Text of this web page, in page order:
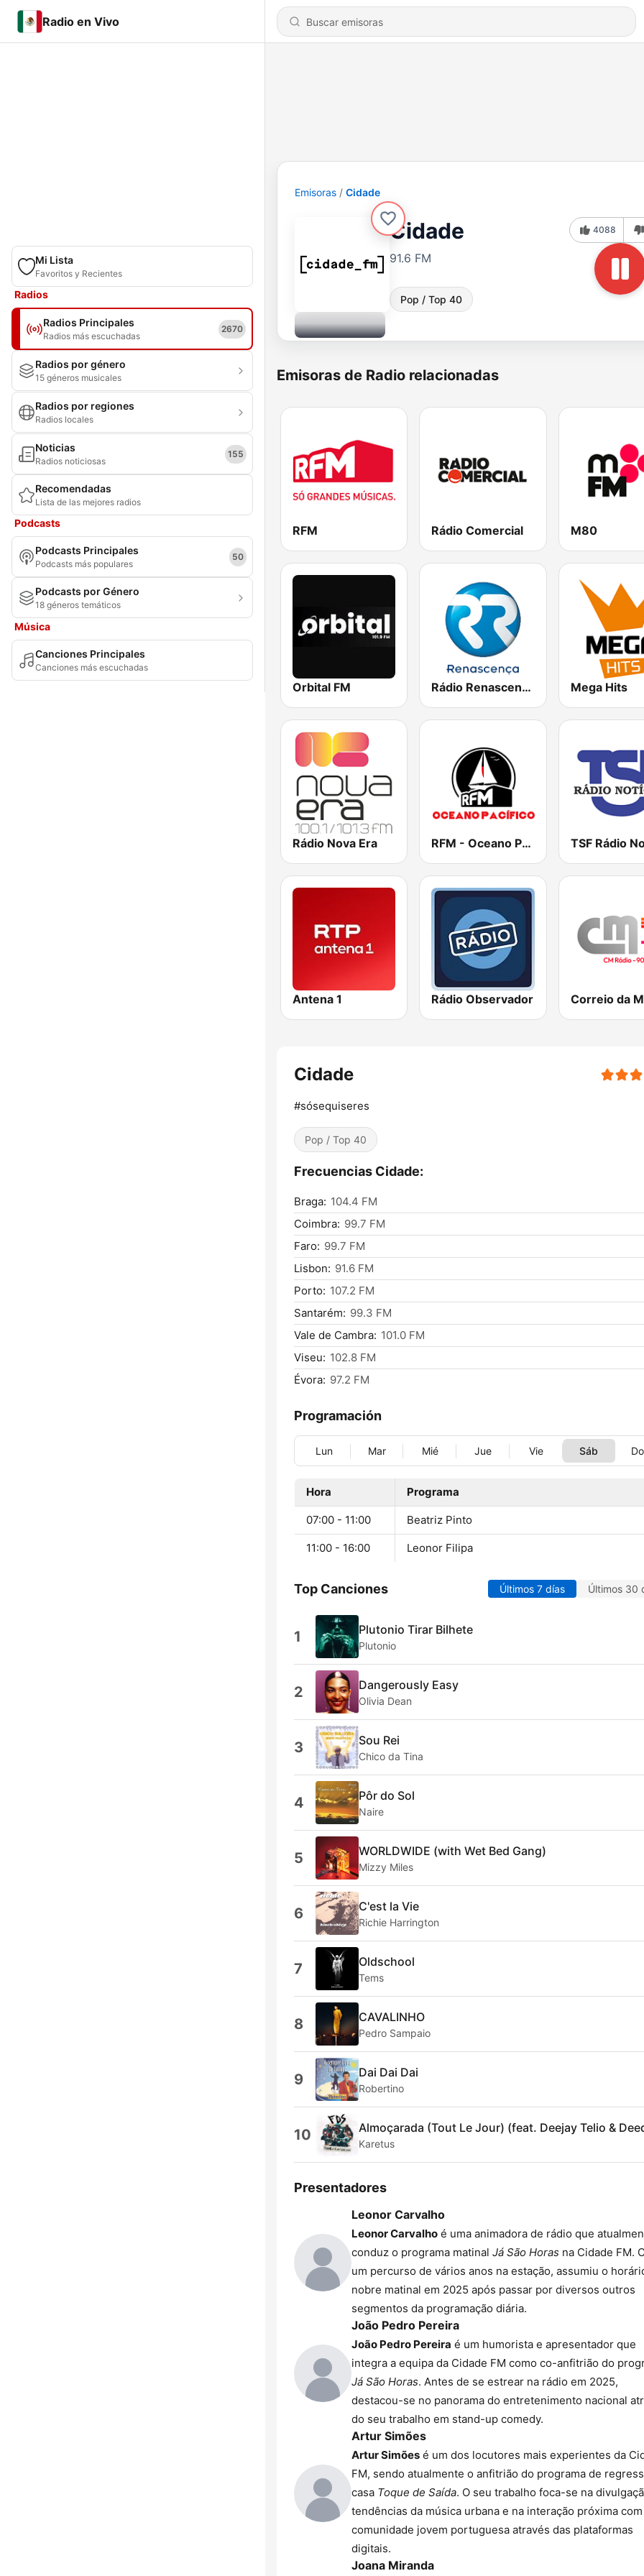
Radio en Vivo
Mi Lista
Favoritos y Recientes
Radios
Radios Principales
Radios más escuchadas
2670
Radios por género
15 géneros musicales
Radios por regiones
Radios locales
Noticias
Radios noticiosas
155
Recomendadas
Lista de las mejores radios
Podcasts
Podcasts Principales
Podcasts más populares
50
Podcasts por Género
18 géneros temáticos
Música
Canciones Principales
Canciones más escuchadas
Emisoras Cidade
Cidade
91.6 FM
Pop / Top 40
4088
Emisoras de Radio relacionadas
RFM Rádio Comercial M80
Orbital FM Rádio Renascença Mega Hits
Rádio Nova Era RFM - Oceano Pacífico Online
Antena 1 Rádio Observador
Cidade
#sósequiseres
Pop / Top 40
Frecuencias Cidade:
Braga: 104.4 FM
Coimbra: 99.7 FM
Faro: 99.7 FM
Lisbon: 91.6 FM
Porto: 107.2 FM
Santarém: 99.3 FM
Vale de Cambra: 101.0 FM
Viseu: 102.8 FM
Évora: 97.2 FM
Programación
Lun Mar Mié Jue Vie Sáb
Hora Programa
07:00 - 11:00 Beatriz Pinto
11:00 - 16:00 Leonor Filipa
Top Canciones Últimos 7 días Últimos 30
1 Plutonio Tirar Bilhete
Plutonio
2 Dangerously Easy
Olivia Dean
3 Sou Rei
Chico da Tina
4 Pôr do Sol
Naire
5 WORLDWIDE (with Wet Bed Gang)
Mizzy Miles
6 C'est la Vie
Richie Harrington
7 Oldschool
Tems
8 CAVALINHO
Pedro Sampaio
9 Dai Dai Dai
Robertino
10 Almoçarada (Tout Le Jour) (feat. Deejay Telio &
Karetus
Presentadores
Leonor Carvalho
Leonor Carvalho é uma animadora de rádio que
conduz o programa matinal Já São Horas na Cidade FM.
um percurso de vários anos na estação, assumiu o
nobre matinal em 2025 após passar por diversos outros
segmentos da programação diária.
João Pedro Pereira
João Pedro Pereira é um humorista e apresentador que
integra a equipa da Cidade FM como co-anfitrião do
Já São Horas. Antes de se estrear na rádio em 2025,
destacou-se no panorama do entretenimento nacional
do seu trabalho em stand-up comedy.
Artur Simões
Artur Simões é um dos locutores mais experientes da
FM, sendo atualmente o anfitrião do programa de
casa Toque de Saída. O seu trabalho foca-se na
tendências da música urbana e na interação próxima
comunidade jovem portuguesa através das plataformas
digitais.
Joana Miranda